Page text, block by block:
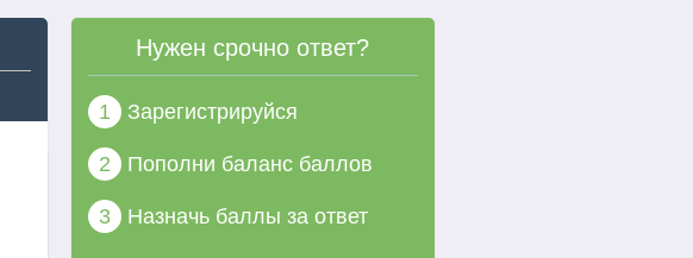
Нужен срочно ответ?
1 Зарегистрируйся
2 Пополни баланс баллов
3 Назначь баллы за ответ